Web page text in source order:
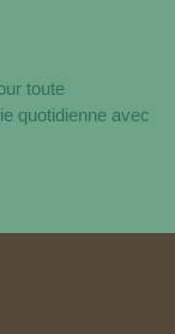
toute
quotidienne avec